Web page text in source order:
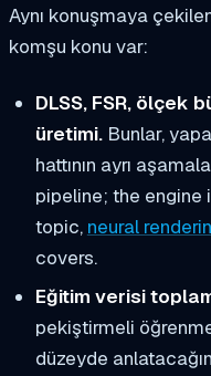
Aynı konuşmaya
komşu konu var:
DLSS, FSR, ölçek
üretimi.Bunlar,
hattının ayrı
pipeline; the engine
topic, neural
covers.
Eğitim verisi
pekiştirmeli
düzeyde